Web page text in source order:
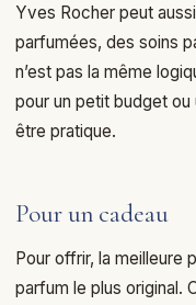
Yves Rocher peut
parfumées, des soins
n’est pas la même
pour un petit budget ou
être pratique.
Pour un cadeau
Pour offrir, la meilleure
parfum le plus original.